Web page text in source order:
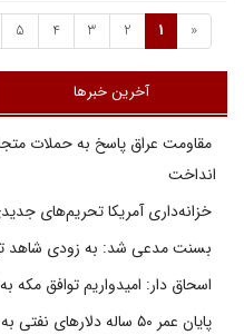
«
1
2
3
4
5
آخرین خبرها
مقاومت عراق پاسخ به حملات
انداخت
خزانه‌داری آمریکا تحریم‌های
بسنت مدعی شد: به زودی شاهد
اسحاق دار: امیدواریم توافق مکه
پایان عمر ۵۰ ساله دلارهای نفتی به دست ایران